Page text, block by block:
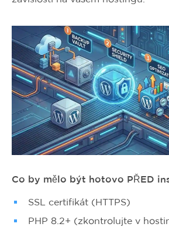
Co by mělo být hotovo PŘED
SSL certifikát (HTTPS)
PHP 8.2+ (zkontrolujte v